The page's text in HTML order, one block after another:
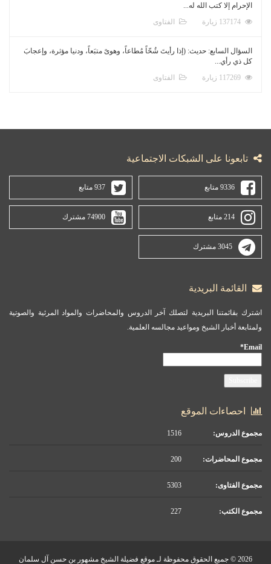
الإحرام إلا كتب الله له...
الفتاوى
السؤال السابع: حديث: (إذا رأيتَ شُحّاً مُطاعاً، وهوىً متبَعاً، ودنيا مؤثرة، وإعجابَ
كل ذي رأي...
الفتاوى
تابعونا على الشبكات الاجتماعية
9336 متابع 937 متابع
214 متابع 74900 مشترك
3045 مشترك
القائمة البريدية
اشترك بقائمتنا البريدية لتصلك آخر الدروس والمحاضرات والمواد المرئية والصوتية
ولمتابعة أخبار الشيخ ومواعيد مجالسه العلمية.
Email*
احصاءات الموقع
مجموع الدروس:
مجموع المحاضرات:
مجموع الفتاوى:
مجموع الكتب:
2026 © جميع الحقوق محفوظة لـ موقع فضيلة الشيخ مشهور بن حسن آل سلمان